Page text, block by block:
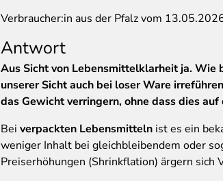
Verbraucher:in aus der Pfalz vom
Antwort
Aus Sicht von Lebensmittelklarheit ja. Wie
unserer Sicht auch bei loser Ware
das Gewicht verringern, ohne dass dies
Bei verpackten Lebensmitteln ist es ein
weniger Inhalt bei gleichbleibendem oder
Preiserhöhungen (Shrinkflation) ärgern sich